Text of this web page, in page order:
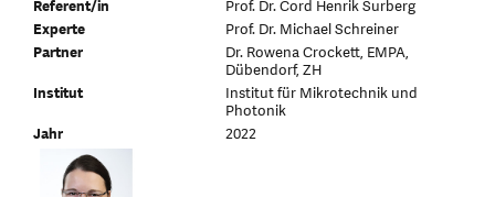
Referent/in
Prof. Dr. Cord Henrik Surberg
Experte
Prof. Dr. Michael Schreiner
Partner
Dr. Rowena Crockett, EMPA,
Dübendorf, ZH
Institut
Institut für Mikrotechnik und
Photonik
Jahr
2022